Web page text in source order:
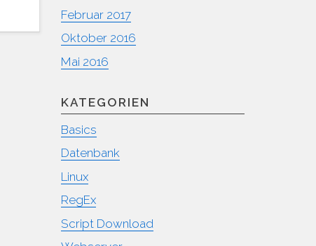
Februar 2017
Oktober 2016
Mai 2016
KATEGORIEN
Basics
Datenbank
Linux
RegEx
Script Download